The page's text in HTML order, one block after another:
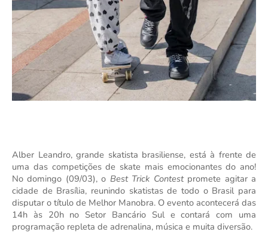
Alber Leandro, grande skatista brasiliense, está à frente de
uma das competições de skate mais emocionantes do ano!
No domingo (09/03), o Best Trick Contestpromete agitar a
cidade de Brasília, reunindo skatistas de todo o Brasil para
disputar o título de Melhor Manobra. O evento acontecerá das
14h às 20h no Setor Bancário Sul e contará com uma
programação repleta de adrenalina, música e muita diversão.